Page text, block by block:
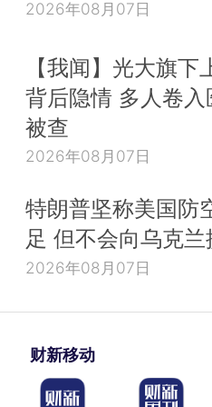
2026年08月07日
【我闻】光大旗下
背后隐情 多人卷
被查
2026年08月07日
特朗普坚称美国防
足 但不会向乌克兰
2026年08月07日
财新移动